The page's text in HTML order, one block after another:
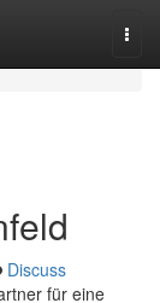
Discuss
für eine